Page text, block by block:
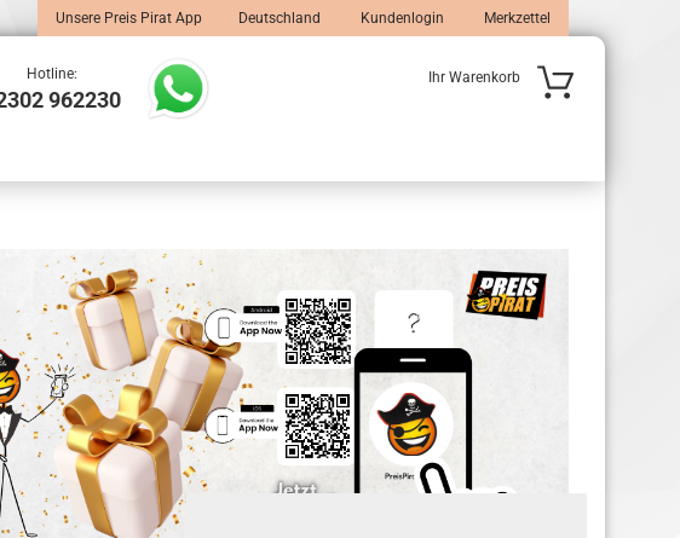
Unsere Preis Pirat App Deutschland Kundenlogin
Konto erstellen
Passwort vergessen?
Merkzettel
Hotline:
962230
Ihr Warenkorb